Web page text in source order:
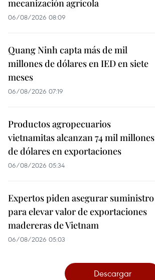
mecanización agrícola
06/08/2026 08:09
Quang Ninh capta más de mil
millones de dólares en IED en siete
meses
06/08/2026 07:19
Productos agropecuarios
vietnamitas alcanzan 74 mil millones
de dólares en exportaciones
06/08/2026 05:34
Expertos piden asegurar suministro
para elevar valor de exportaciones
madereras de Vietnam
06/08/2026 05:03
Descargar